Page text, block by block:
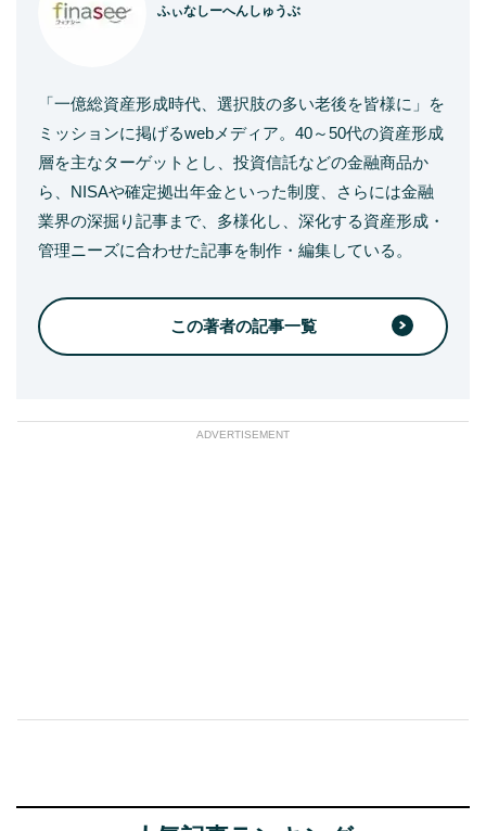
ふぃなしーへんしゅうぶ
「一億総資産形成時代、選択肢の多い老後を皆様に」を
ミッションに掲げるwebメディア。40～50代の資産形成
層を主なターゲットとし、投資信託などの金融商品か
ら、NISAや確定拠出年金といった制度、さらには金融
業界の深掘り記事まで、多様化し、深化する資産形成・
管理ニーズに合わせた記事を制作・編集している。
この著者の記事一覧
ADVERTISEMENT